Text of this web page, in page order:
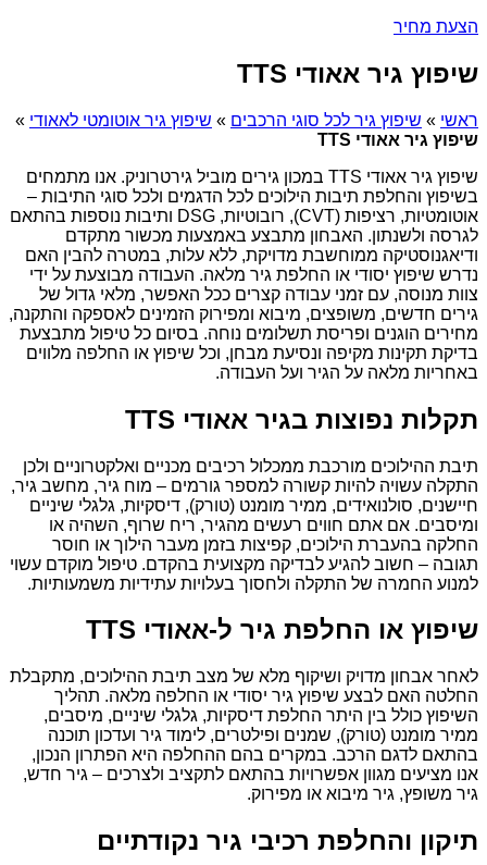
הצעת מחיר
שיפוץ גיר אאודי TTS
ראשי » שיפוץ גיר לכל סוגי הרכבים » שיפוץ גיר אוטומטי לאאודי »
שיפוץ גיר אאודי TTS
שיפוץ גיר אאודי TTS במכון גירים מוביל גירטרוניק. אנו מתמחים
בשיפוץ והחלפת תיבות הילוכים לכל הדגמים ולכל סוגי התיבות –
אוטומטיות, רציפות (CVT), רובוטיות, DSG ותיבות נוספות בהתאם
לגרסה ולשנתון. האבחון מתבצע באמצעות מכשור מתקדם
ודיאגנוסטיקה ממוחשבת מדויקת, ללא עלות, במטרה להבין האם
נדרש שיפוץ יסודי או החלפת גיר מלאה. העבודה מבוצעת על ידי
צוות מנוסה, עם זמני עבודה קצרים ככל האפשר, מלאי גדול של
גירים חדשים, משופצים, מיבוא ומפירוק הזמינים לאספקה והתקנה,
מחירים הוגנים ופריסת תשלומים נוחה. בסיום כל טיפול מתבצעת
בדיקת תקינות מקיפה ונסיעת מבחן, וכל שיפוץ או החלפה מלווים
באחריות מלאה על הגיר ועל העבודה.
תקלות נפוצות בגיר אאודי TTS
תיבת ההילוכים מורכבת ממכלול רכיבים מכניים ואלקטרוניים ולכן
התקלה עשויה להיות קשורה למספר גורמים – מוח גיר, מחשב גיר,
חיישנים, סולנואידים, ממיר מומנט (טורק), דיסקיות, גלגלי שיניים
ומיסבים. אם אתם חווים רעשים מהגיר, ריח שרוף, השהיה או
החלקה בהעברת הילוכים, קפיצות בזמן מעבר הילוך או חוסר
תגובה – חשוב להגיע לבדיקה מקצועית בהקדם. טיפול מוקדם עשוי
למנוע החמרה של התקלה ולחסוך בעלויות עתידיות משמעותיות.
שיפוץ או החלפת גיר ל-אאודי TTS
לאחר אבחון מדויק ושיקוף מלא של מצב תיבת ההילוכים, מתקבלת
החלטה האם לבצע שיפוץ גיר יסודי או החלפה מלאה. תהליך
השיפוץ כולל בין היתר החלפת דיסקיות, גלגלי שיניים, מיסבים,
ממיר מומנט (טורק), שמנים ופילטרים, לימוד גיר ועדכון תוכנה
בהתאם לדגם הרכב. במקרים בהם ההחלפה היא הפתרון הנכון,
אנו מציעים מגוון אפשרויות בהתאם לתקציב ולצרכים – גיר חדש,
גיר משופץ, גיר מיבוא או מפירוק.
תיקון והחלפת רכיבי גיר נקודתיים